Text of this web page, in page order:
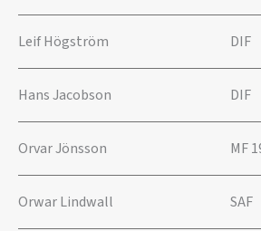
Leif Högström DIF
Hans Jacobson DIF
Orvar Jönsson MF
Orwar Lindwall SAF